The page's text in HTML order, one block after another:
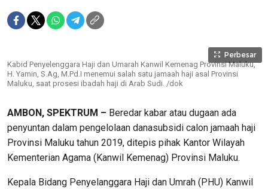
Perbesar
Kabid Penyelenggara Haji dan Umarah Kanwil Kemenag Provinsi Maluku,
H. Yamin, S.Ag, M.Pd.I menemui salah satu jamaah haji asal Provinsi
Maluku, saat prosesi ibadah haji di Arab Sudi. /dok
AMBON, SPEKTRUM – Beredar kabar atau dugaan ada
penyuntan dalam pengelolaan danasubsidi calon jamaah haji
Provinsi Maluku tahun 2019, ditepis pihak Kantor Wilayah
Kementerian Agama (Kanwil Kemenag) Provinsi Maluku.
Kepala Bidang Penyelanggara Haji dan Umrah (PHU) Kanwil